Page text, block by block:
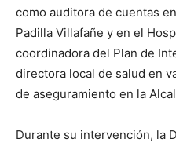
como auditora de cuentas
Padilla Villafañe y en el
coordinadora del Plan de
directora local de salud en
de aseguramiento en la
Durante su intervención, la